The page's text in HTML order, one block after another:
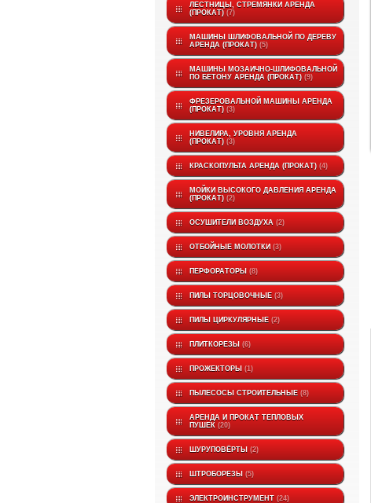
ЛЕСТНИЦЫ, СТРЕМЯНКИ АРЕНДА
(ПРОКАТ) 7
МАШИНЫ ШЛИФОВАЛЬНОЙ ПО ДЕРЕВУ
АРЕНДА (ПРОКАТ) 5
МАШИНЫ МОЗАИЧНО-ШЛИФОВАЛЬНОЙ
ПО БЕТОНУ АРЕНДА (ПРОКАТ) 9
ФРЕЗЕРОВАЛЬНОЙ МАШИНЫ АРЕНДА
(ПРОКАТ) 3
НИВЕЛИРА, УРОВНЯ АРЕНДА
(ПРОКАТ) 3
КРАСКОПУЛЬТА АРЕНДА (ПРОКАТ) 4
МОЙКИ ВЫСОКОГО ДАВЛЕНИЯ АРЕНДА
(ПРОКАТ) 2
ОСУШИТЕЛИ ВОЗДУХА 2
ОТБОЙНЫЕ МОЛОТКИ 3
ПЕРФОРАТОРЫ 8
ПИЛЫ ТОРЦОВОЧНЫЕ 3
ПИЛЫ ЦИРКУЛЯРНЫЕ 2
ПЛИТКОРЕЗЫ 6
ПРОЖЕКТОРЫ 1
ПЫЛЕСОСЫ СТРОИТЕЛЬНЫЕ 8
АРЕНДА И ПРОКАТ ТЕПЛОВЫХ
ПУШЕК 20
ШУРУПОВЁРТЫ 2
ШТРОБОРЕЗЫ 5
ЭЛЕКТРОИНСТРУМЕНТ 24